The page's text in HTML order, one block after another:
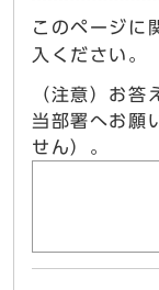
このページに
入ください。
（注意）お答
当部署へお願
せん）。